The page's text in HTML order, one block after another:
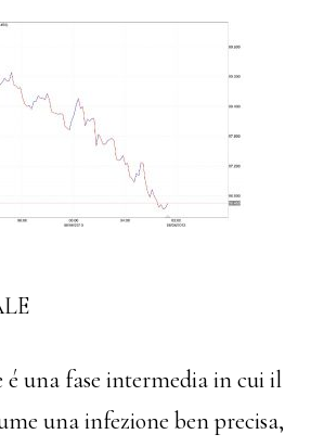
é una fase intermedia in cui il
una infezione ben precisa,